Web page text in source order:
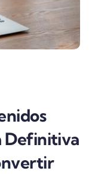
Definitiva